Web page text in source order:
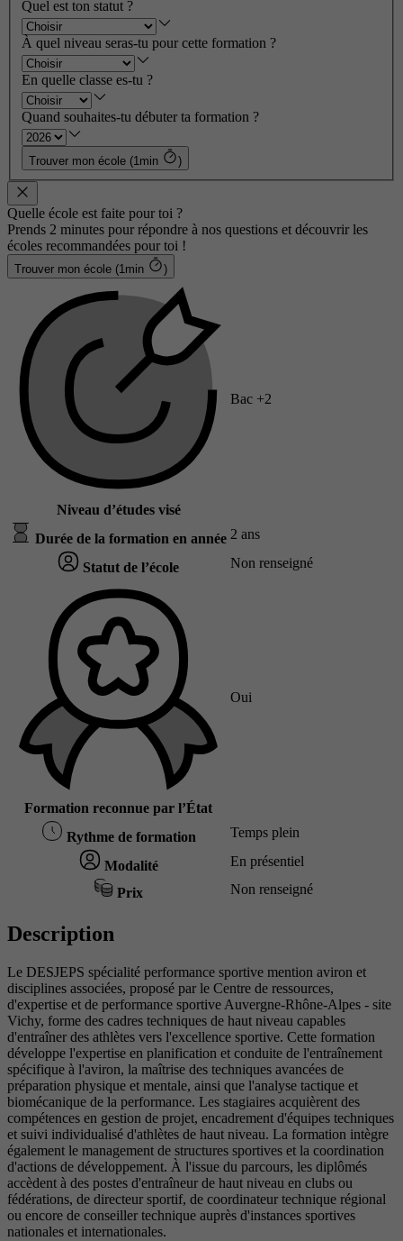
Quel est ton statut ?
À quel niveau seras-tu pour cette formation ?
En quelle classe es-tu ?
Quand souhaites-tu débuter ta formation ?
Trouver mon école (1min )
Quelle école est faite pour toi ?
Prends 2 minutes pour répondre à nos questions et découvrir les
écoles recommandées pour toi !
Trouver mon école (1min )
Niveau d’études visé
Bac +2
Durée de la formation en année 2 ans
Statut de l’école Non renseigné
Formation reconnue par l’État
Oui
Rythme de formation Temps plein
Modalité En présentiel
Prix Non renseigné
Description
Le DESJEPS spécialité performance sportive mention aviron et
disciplines associées, proposé par le Centre de ressources,
d'expertise et de performance sportive Auvergne-Rhône-Alpes - site
Vichy, forme des cadres techniques de haut niveau capables
d'entraîner des athlètes vers l'excellence sportive. Cette formation
développe l'expertise en planification et conduite de l'entraînement
spécifique à l'aviron, la maîtrise des techniques avancées de
préparation physique et mentale, ainsi que l'analyse tactique et
biomécanique de la performance. Les stagiaires acquièrent des
compétences en gestion de projet, encadrement d'équipes techniques
et suivi individualisé d'athlètes de haut niveau. La formation intègre
également le management de structures sportives et la coordination
d'actions de développement. À l'issue du parcours, les diplômés
accèdent à des postes d'entraîneur de haut niveau en clubs ou
fédérations, de directeur sportif, de coordinateur technique régional
ou encore de conseiller technique auprès d'instances sportives
nationales et internationales.